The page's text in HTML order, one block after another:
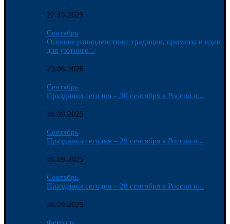
27.10.2025
Сентябрь
Осеннее равноденствие: традиции, приметы и идеи
для уютного...
29.06.2026
Сентябрь
Праздники сегодня – 30 сентября в России и...
26.09.2025
Сентябрь
Праздники сегодня – 29 сентября в России и...
26.09.2025
Сентябрь
Праздники сегодня – 28 сентября в России и...
26.09.2025